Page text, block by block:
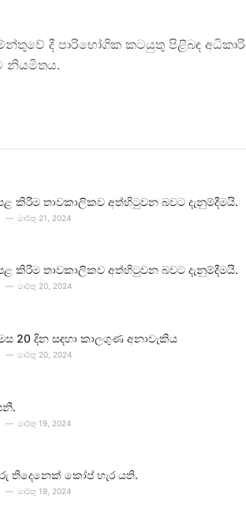
දී පාරිභෝගික කටයුතු පිළිබඳ
නියමිතය.
කිරීම තාවකාලිකව අත්හිටුවන බවට දැනුම්දීමයි.
මාර්තු 21, 2024
කිරීම තාවකාලිකව අත්හිටුවන බවට දැනුම්දීමයි.
මාර්තු 20, 2024
20 දින සඳහා කාලගුණ අනාවැකිය
මාර්තු 20, 2024
මාර්තු 19, 2024
තිදෙනෙක් කෝප් හැර යති.
මාර්තු 19, 2024